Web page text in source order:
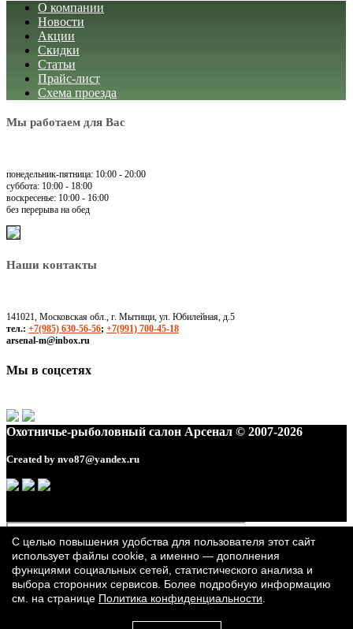
О компании
Новости
Акции
Скидки
Статьи
Прайс-лист
Схема проезда
Мы работаем для Вас
понедельник-пятница: 10:00 - 20:00
суббота: 10:00 - 18:00
воскресенье: 10:00 - 16:00
без перерыва на обед
Наши контакты
141021, Московская обл., г. Мытищи, ул. Юбилейная, д.5
тел.: +7(985) 630-56-56; +7(991) 700-45-18
arsenal-m@inbox.ru
Мы в соцсетях
Охотничье-рыболовный салон Арсенал © 2007-2026
Created by nvo87@yandex.ru
С целью повышения удобства для пользователя этот сайт
использует файлы cookie, а именно — дополнения
функциями социальных сетей, статистического анализа и
выбора сторонних сервисов. Более подробную информацию
см. на странице Политика конфиденциальности